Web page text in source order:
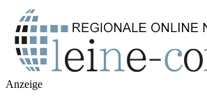
Anzeige